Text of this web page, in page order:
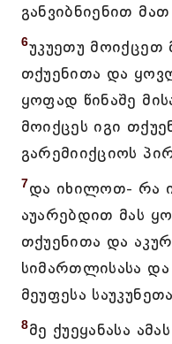
განვიბნიენით
6უკუეთუ
თქუენითა და
ყოფად წინაშე
მოიქცეს იგი
გარემიიქციოს
7და იხილოთ- რა
აუარებდით მას
თქუენითა და
სიმართლისასა
მეუფესა
8მე ქუეყანასა